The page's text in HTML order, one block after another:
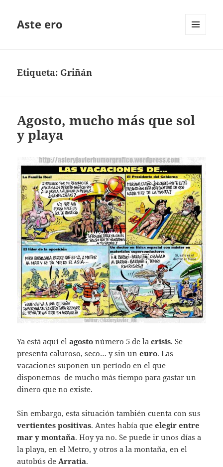
Aste ero
Etiqueta: Griñán
Agosto, mucho más que sol
y playa
Ya está aquí elagosto número 5 de la crisis. Se
presenta caluroso, seco… y sin uneuro. Las
vacaciones suponen un período en el que
disponemos de mucho más tiempo para gastar un
dinero que no existe.
Sin embargo, esta situación también cuenta con sus
vertientes positivas. Antes había queelegir entre
mar y montaña. Hoy ya no. Se puede ir unos días a
la playa, en el Metro, y otros a la montaña, en el
autobús de Arratia.